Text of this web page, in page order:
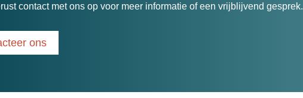
contact met ons op voor meer informatie of een vrijblijvend gesprek.
ons